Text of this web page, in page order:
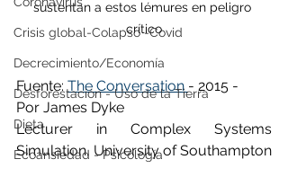
Crisis global-Colapso -Covid
Decrecimiento/Economía
Desforestación - Uso de la Tierra
Dieta
Ecoansiedad - Psicología
sustentan a estos lémures en peligro
crítico
Fuente: The Conversation - 2015 -
Por James Dyke
Lecturer in Complex Systems
Simulation, University of Southampton